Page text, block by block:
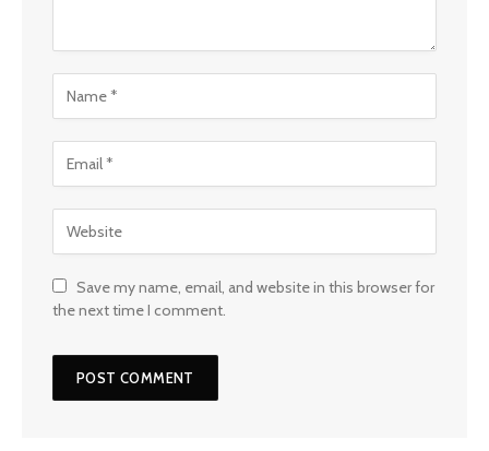
Save my name, email, and website in this browser for
the next time I comment.